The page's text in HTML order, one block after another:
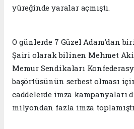
yüreğinde yaralar açmıştı.
O günlerde 7 Güzel Adam'dan
Şairi olarak bilinen Mehmet
Memur Sendikaları
başörtüsünün serbest olması
caddelerde imza kampanyaları
milyondan fazla imza